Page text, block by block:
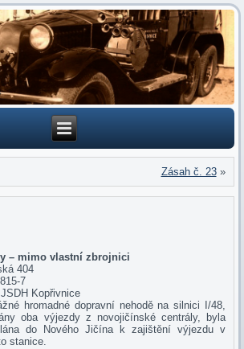
Zásah č. 23»
– mimo vlastní zbrojnici
404
7
Kopřivnice
hromadné dopravní nehodě na silnici I/48,
oba výjezdy z novojičínské centrály, byla
do Nového Jičína k zajištění výjezdu v
stanice.